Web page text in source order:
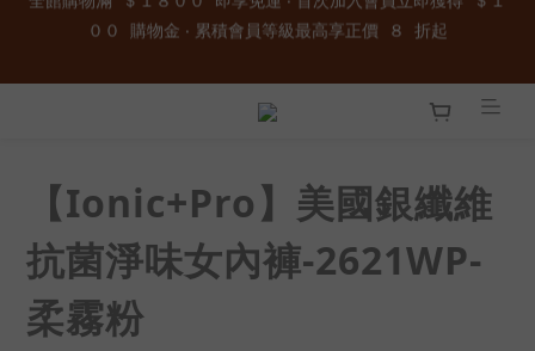
全館購物滿  ＄１８００  即享免運 ‧ 首次加入會員立即獲得  ＄１
加入官方LINE ID : @wau4368o 享額外秘密折扣
全館購物滿  ＄１８００  即享免運 ‧ 首次加入會員立即獲得  ＄１
【Ionic+Pro】美國銀纖維
抗菌淨味女內褲-2621WP-
柔霧粉